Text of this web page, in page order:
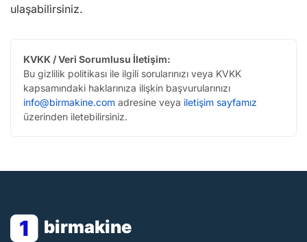
ulaşabilirsiniz.
KVKK / Veri Sorumlusu İletişim:
Bu gizlilik politikası ile ilgili sorularınızı veya KVKK
kapsamındaki haklarınıza ilişkin başvurularınızı
info@birmakine.com adresine veya iletişim sayfamız
üzerinden iletebilirsiniz.
1 birmakine